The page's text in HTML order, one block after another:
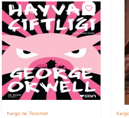
Kargo ile Teslimat